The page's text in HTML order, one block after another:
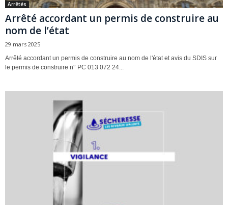
Arrêtés
Arrêté accordant un permis de construire au
nom de l’état
29 mars 2025
Arrêté accordant un permis de construire au nom de l'état et avis du SDIS sur
le permis de construire n° PC 013 072 24...